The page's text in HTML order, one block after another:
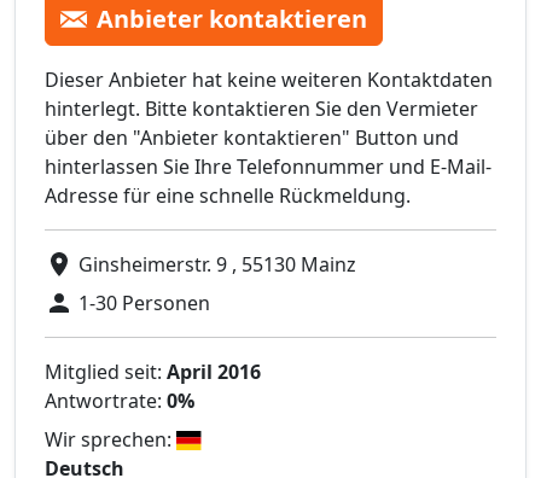
Anbieter kontaktieren
Dieser Anbieter hat keine weiteren Kontaktdaten
hinterlegt. Bitte kontaktieren Sie den Vermieter
über den "Anbieter kontaktieren" Button und
hinterlassen Sie Ihre Telefonnummer und E-Mail-
Adresse für eine schnelle Rückmeldung.
Ginsheimerstr. 9 , 55130 Mainz
1-30 Personen
Mitglied seit: April 2016
Antwortrate: 0%
Wir sprechen:
Deutsch